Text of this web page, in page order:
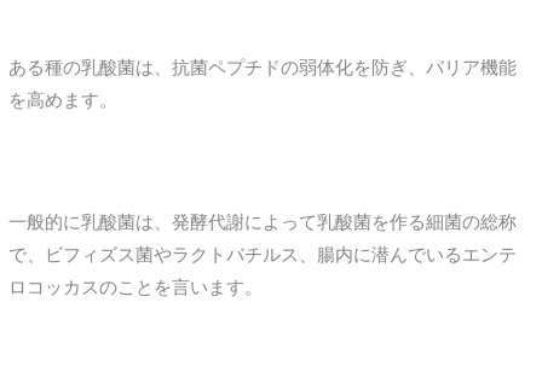
ある種の乳酸菌は、抗菌ペプチドの弱体化を防ぎ、バリア機能
を高めます。
一般的に乳酸菌は、発酵代謝によって乳酸菌を作る細菌の総称
で、ビフィズス菌やラクトバチルス、腸内に潜んでいるエンテ
ロコッカスのことを言います。